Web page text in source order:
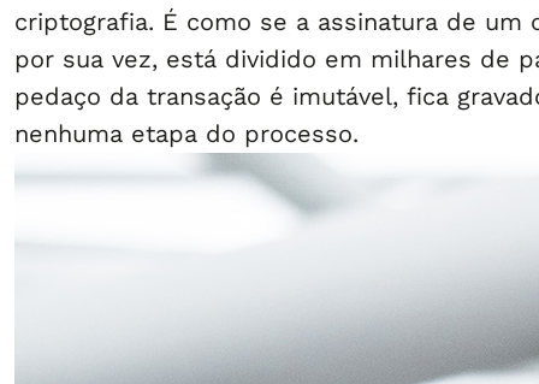
criptografia. É como se a assinatura de
por sua vez, está dividido em milhares de
pedaço da transação é imutável, fica
nenhuma etapa do processo.